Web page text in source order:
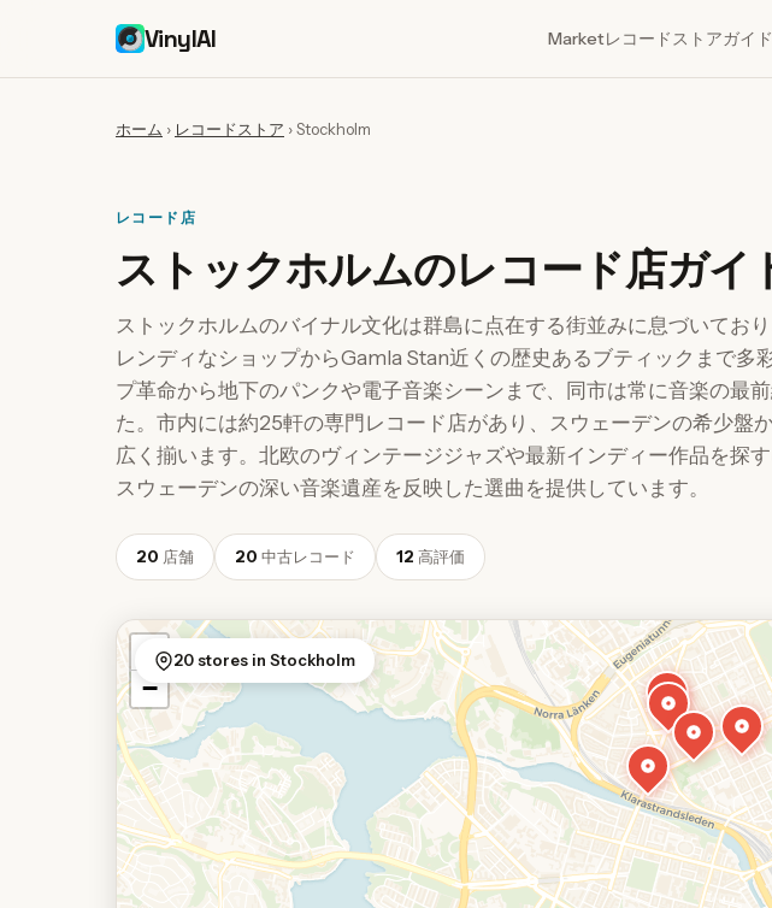
VinylAI Marketレコードストアガイド
ホーム › レコードストア ›Stockholm
レコード店
ストックホルムのレコード店ガイ
ストックホルムのバイナル文化は群島に点在する街並みに息づいてお
レンディなショップからGamla Stan近くの歴史あるブティックまで多
プ革命から地下のパンクや電子音楽シーンまで、同市は常に音楽の最
た。市内には約25軒の専門レコード店があり、スウェーデンの希少盤
広く揃います。北欧のヴィンテージジャズや最新インディー作品を探
スウェーデンの深い音楽遺産を反映した選曲を提供しています。
20 店舗 20 中古レコード 12 高評価
+
−
20 stores in Stockholm